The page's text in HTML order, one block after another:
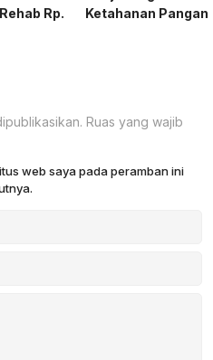
Rp.
Ketahanan Pangan
Ruas yang wajib
web saya pada peramban ini